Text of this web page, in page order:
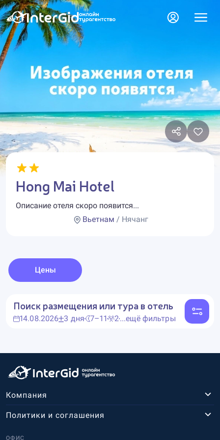
Hong Mai Hotel
Описание отеля скоро появится...
Вьетнам / Нячанг
Цены
Поиск размещения или тура в отель
14.08.2026 3 дня 7–11 2...ещё фильтры
Компания
ОФИС
Политики и соглашения